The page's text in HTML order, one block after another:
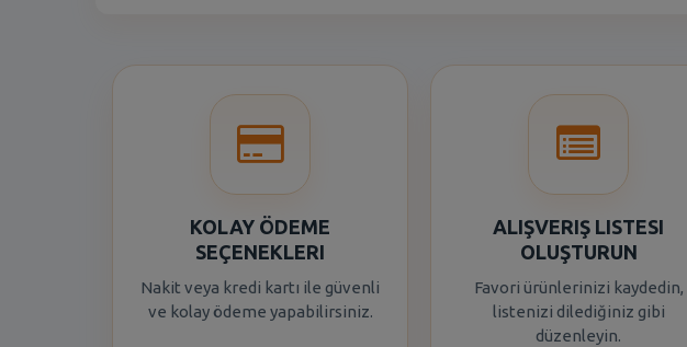
KOLAY ÖDEME
SEÇENEKLERI
Nakit veya kredi kartı ile güvenli
ve kolay ödeme yapabilirsiniz.
ALIŞVERIŞ LISTESI
OLUŞTURUN
Favori ürünlerinizi kaydedin,
listenizi dilediğiniz gibi
düzenleyin.